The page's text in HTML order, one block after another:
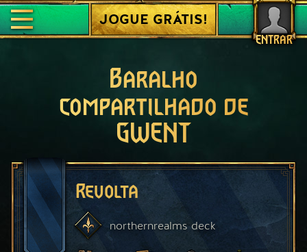
ENTRAR
JOGUE GRÁTIS!
Baralho
compartilhado de
GWENT
Revolta
northernrealmsdeck